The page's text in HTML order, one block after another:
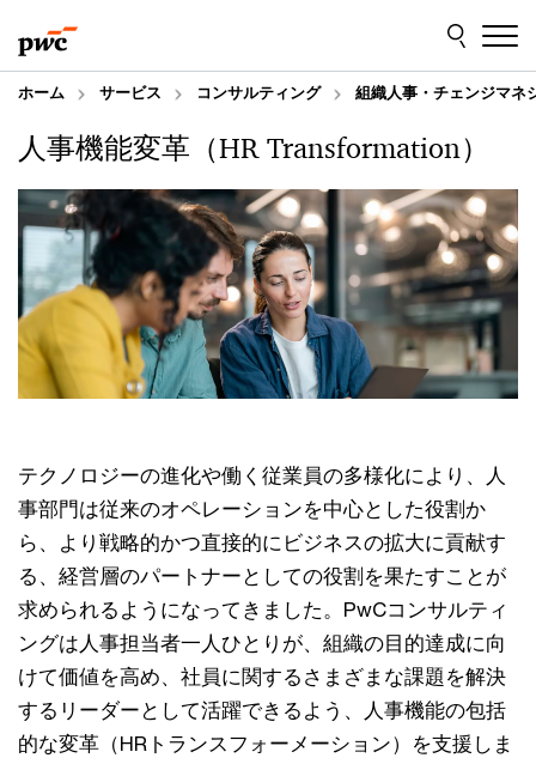
to
content
to
footer
ホーム サービス コンサルティング 組織人事・チェンジマネ
人事機能変革（HR Transformation）
テクノロジーの進化や働く従業員の多様化により、人
事部門は従来のオペレーションを中心とした役割か
ら、より戦略的かつ直接的にビジネスの拡大に貢献す
る、経営層のパートナーとしての役割を果たすことが
求められるようになってきました。PwCコンサルティ
ングは人事担当者一人ひとりが、組織の目的達成に向
けて価値を高め、社員に関するさまざまな課題を解決
するリーダーとして活躍できるよう、人事機能の包括
的な変革（HRトランスフォーメーション）を支援しま